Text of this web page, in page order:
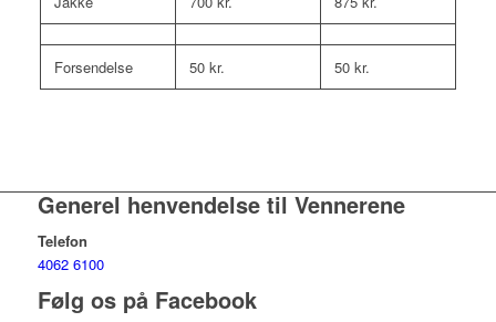
Forsendelse 50 kr. 50 kr.
Generel henvendelse til Vennerene
Telefon
4062 6100
Følg os på Facebook